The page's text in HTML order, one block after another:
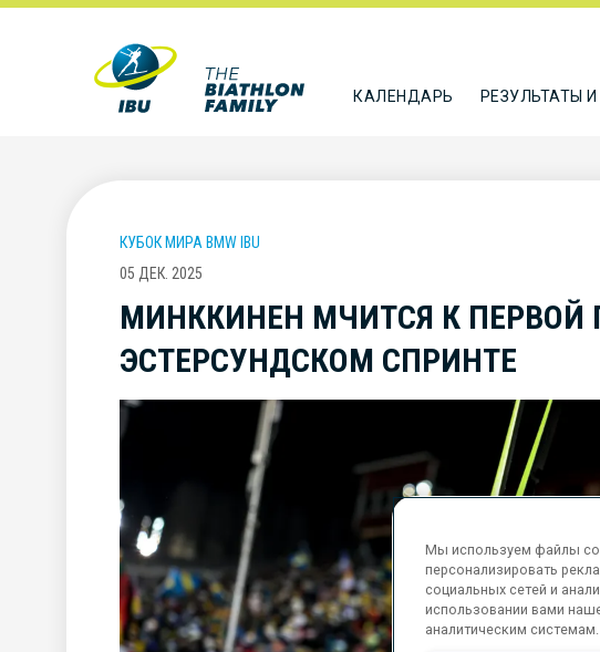
КАЛЕНДАРЬ РЕЗУЛЬТАТЫ
КУБОК МИРА BMW IBU
05 ДЕК. 2025
МИНККИНЕН МЧИТСЯ К ПЕРВОЙ
ЭСТЕРСУНДСКОМ СПРИНТЕ
Мы используем файлы
персонализировать
социальных сетей и
использовании вами
аналитическим системам.